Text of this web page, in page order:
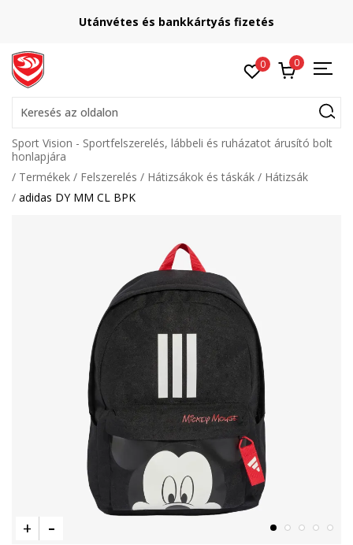
Utánvétes és bankkártyás fizetés
0 0
Keresés az oldalon
Sport Vision - Sportfelszerelés, lábbeli és ruházatot árusító bolt
honlapjára
Termékek
Felszerelés Hátizsákok és táskák
Hátizsák
adidas DY MM CL BPK